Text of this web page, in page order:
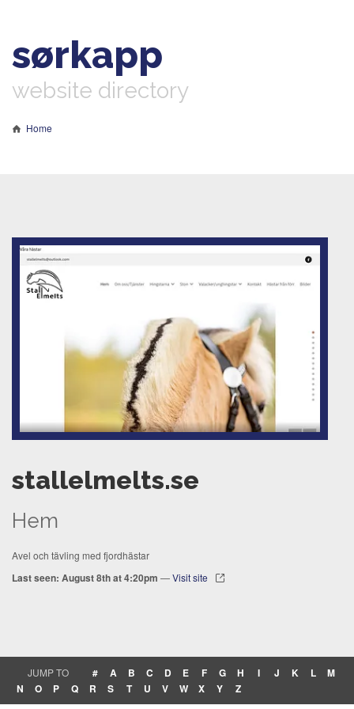
sørkapp
website directory
Home
stallelmelts.se
Hem
Avel och tävling med fjordhästar
Last seen: August 8th at 4:20pm —Visit site
JUMP TO # A B C D E F G H I J K L
M
N
O P Q R S T U V W X Y Z